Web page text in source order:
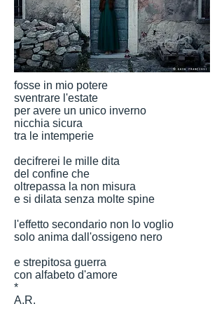
fosse in mio potere
sventrare l'estate
per avere un unico inverno
nicchia sicura
tra le intemperie
decifrerei le mille dita
del confine che
oltrepassa la non misura
e si dilata senza molte spine
l'effetto secondario non lo voglio
solo anima dall'ossigeno nero
e strepitosa guerra
con alfabeto d'amore
*
A.R.